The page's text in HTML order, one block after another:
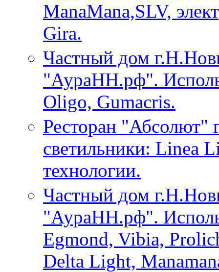
ManaMana,SLV,
Gira.
Частный дом
"АураНН.рф".
Oligo, Gumacris.
Ресторан "Абсолют"
светильники: Linea
технологии.
Частный дом
"АураНН.рф".
Egmond, Vibia,
Delta Light,